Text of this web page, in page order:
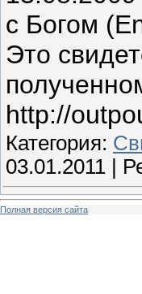
с Богом
Это
http://
Категория:
03.01.2011 |
Полная версия сайта